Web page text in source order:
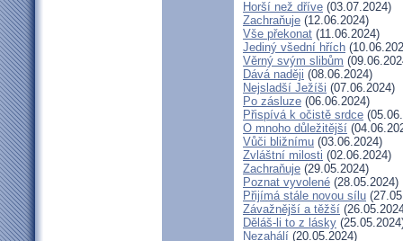
Horší než dříve (03.07.2024)
Zachraňuje (12.06.2024)
Vše překonat (11.06.2024)
Jediný všední hřích
Věrný svým slibům
Dává naději (08.06.2024)
Nejsladší Ježíši (07.06.2024)
Po zásluze (06.06.2024)
Přispívá k očistě srdce
O mnoho důležitější
Vůči bližnímu (03.06.2024)
Zvláštní milosti (02.06.2024)
Zachraňuje (29.05.2024)
Poznat vyvolené (28.05.2024)
Přijímá stále novou sílu
Závažnější a těžší
Děláš-li to z lásky
Nezahálí (20.05.2024)